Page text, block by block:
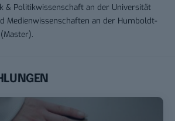
& Politikwissenschaft an der Universität
Medienwissenschaften an der Humboldt-